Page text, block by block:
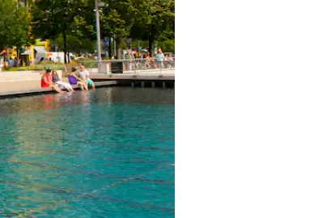
ou tocando e deslizando o dedo na tela.